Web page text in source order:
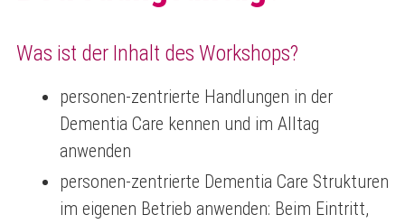
Was ist der Inhalt des Workshops?
personen-zentrierte Handlungen in der
Dementia Care kennen und im Alltag
anwenden
personen-zentrierte Dementia Care Strukturen
im eigenen Betrieb anwenden: Beim Eintritt,